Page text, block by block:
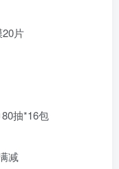
20片
抽*16包
减